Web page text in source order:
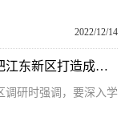
2022/12/14
沈晓明：坚持产城融合 锐意改革创新 把江东新区打造成为标杆园区
调研时强调，要深入学